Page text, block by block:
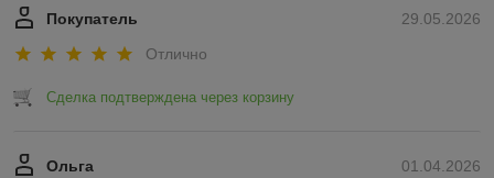
29.05.2026
Покупатель
Отлично
Сделка подтверждена через корзину
01.04.2026
Ольга